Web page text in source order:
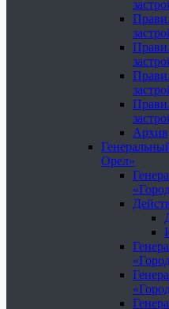
Архив
Орел»